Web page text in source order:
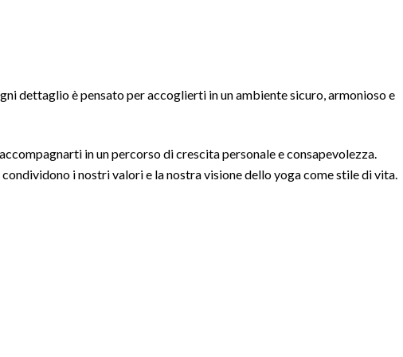
dettaglio è pensato per accoglierti in un ambiente sicuro, armonioso e
in un percorso di crescita personale e consapevolezza.
i nostri valori e la nostra visione dello yoga come stile di vita.